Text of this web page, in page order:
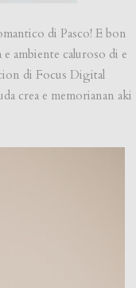
di Pasco! E bon
e ambiente caluroso di e
di Focus Digital
crea e memorianan aki